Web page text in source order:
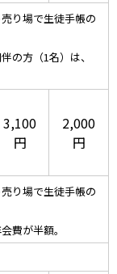
り場で生徒手帳の
の方（1名）は、
3,100
円
2,000
円
り場で生徒手帳の
費が半額。